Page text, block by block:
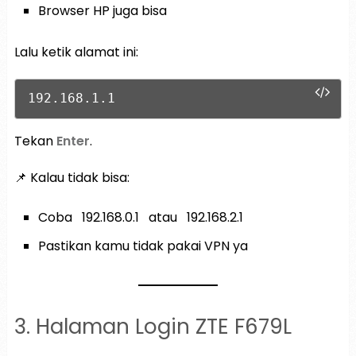
Browser HP juga bisa
Lalu ketik alamat ini:
192.168.1.1
Tekan Enter.
📌 Kalau tidak bisa:
Coba 192.168.0.1 atau 192.168.2.1
Pastikan kamu tidak pakai VPN ya
3. Halaman Login ZTE F679L